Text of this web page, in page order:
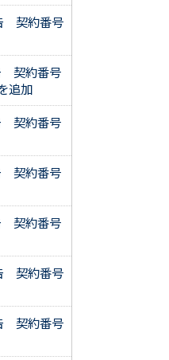
契約番号
契約番号
追加
契約番号
契約番号
契約番号
契約番号
契約番号